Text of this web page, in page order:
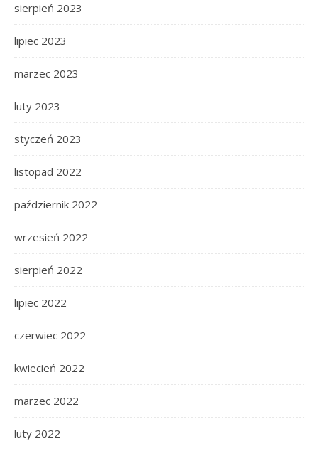
sierpień 2023
lipiec 2023
marzec 2023
luty 2023
styczeń 2023
listopad 2022
październik 2022
wrzesień 2022
sierpień 2022
lipiec 2022
czerwiec 2022
kwiecień 2022
marzec 2022
luty 2022